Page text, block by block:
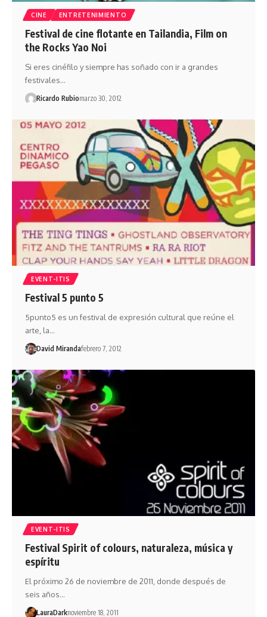
CINE ENTRETENIMIENTO
Festival de cine flotante en Tailandia, Film on
the Rocks Yao Noi
Si eres cinéfilo y siempre has soñado con ir a grandes
festivales…
Ricardo Rubiomarzo 30, 2012
EVENT-ITIS
Festival 5 punto 5
5punto5 es un festival de expresión cultural que reúne el
arte, la…
David Mirandafebrero 7, 2012
EVENT-ITIS
Festival Spirit of colours, naturaleza, música y
espíritu
El próximo 26 de noviembre de 2011, donde después de
seis años…
LauraDarknoviembre 18, 2011